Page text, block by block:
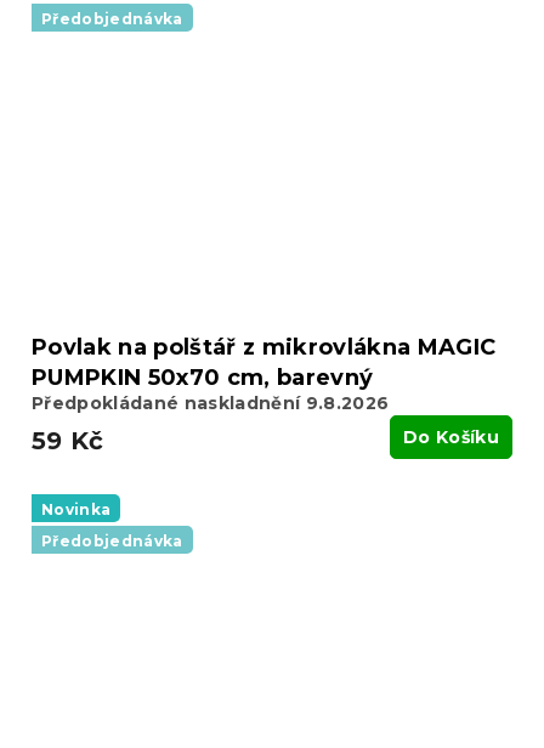
Předobjednávka
Povlak na polštář z mikrovlákna MAGIC
PUMPKIN 50x70 cm, barevný
Předpokládané naskladnění 9.8.2026
59 Kč Do Košíku
Novinka
Předobjednávka